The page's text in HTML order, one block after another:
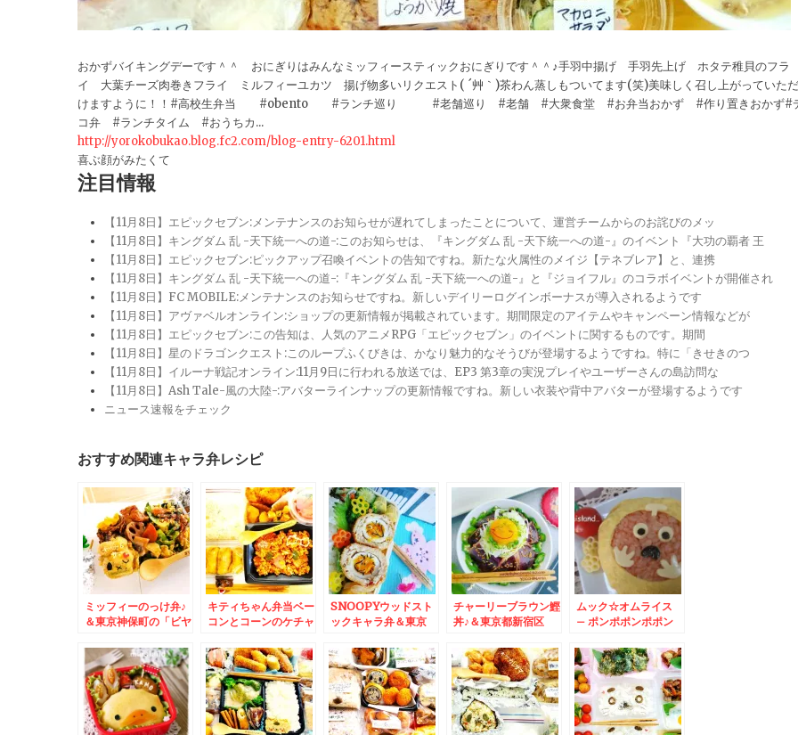
おかずバイキングデーです＾＾ おにぎりはみんなミッフィースティックおにぎりです＾＾♪手羽中揚げ 手羽先上げ ホタテ稚貝のフラ
イ 大葉チーズ肉巻きフライ ミルフィーユカツ 揚げ物多いリクエスト( ´艸｀)茶わん蒸しもついてます(笑)美味しく召し上がっていただ
けますように！！#高校生弁当 #obento #ランチ巡り #老舗巡り #老舗 #大衆食堂 #お弁当おかず #作り置きおかず#
コ弁 #ランチタイム #おうちカ...
http://yorokobukao.blog.fc2.com/blog-entry-6201.html
喜ぶ顔がみたくて
注目情報
【11月8日】エピックセブン:メンテナンスのお知らせが遅れてしまったことについて、運営チームからのお詫びのメッ
【11月8日】キングダム 乱 -天下統一への道-:このお知らせは、『キングダム 乱 -天下統一への道-』のイベント『大功の覇者 王
【11月8日】エピックセブン:ピックアップ召喚イベントの告知ですね。新たな火属性のメイジ【テネブレア】と、連携
【11月8日】キングダム 乱 -天下統一への道-:『キングダム 乱 -天下統一への道-』と『ジョイフル』のコラボイベントが開催され
【11月8日】FC MOBILE:メンテナンスのお知らせですね。新しいデイリーログインボーナスが導入されるようです
【11月8日】アヴァベルオンライン:ショップの更新情報が掲載されています。期間限定のアイテムやキャンペーン情報などが
【11月8日】エピックセブン:この告知は、人気のアニメRPG「エピックセブン」のイベントに関するものです。期間
【11月8日】星のドラゴンクエスト:このループふくびきは、かなり魅力的なそうびが登場するようですね。特に「きせきのつ
【11月8日】イルーナ戦記オンライン:11月9日に行われる放送では、EP3 第3章の実況プレイやユーザーさんの島訪問な
【11月8日】Ash Tale-風の大陸-:アバターラインナップの更新情報ですね。新しい衣装や背中アバターが登場するようです
ニュース速報をチェック
おすすめ関連キャラ弁レシピ
ミッフィーのっけ弁♪
＆東京神保町の「ビヤ
さんの「オムライス」
が大好き－っ(*´艸`*)
キティちゃん弁当ベー
コンとコーンのケチャ
ごはんもあるよ＾＾＆
東京都新宿区「笠置そ
ば」さんで「カツ丼セ
ット」で「天玉そば」
冷たいの♪かき揚げも
蕎麦も揚げたて茹でた
SNOOPYウッドスト
ックキャラ弁＆東京
さしや」さんで「オム
ライス」「ミニハンバ
ーグ」トッピング(*
´艸`*)
チャーリーブラウン鰹
丼♪＆東京都新宿区
ー極～KIWAME本
店」さんの焼肉が美味
しすぎるホルモン充実
しすぎて網レバー激ウ
マ(*´艸`*)
ムック☆オムライス
– ポンポポンポポン